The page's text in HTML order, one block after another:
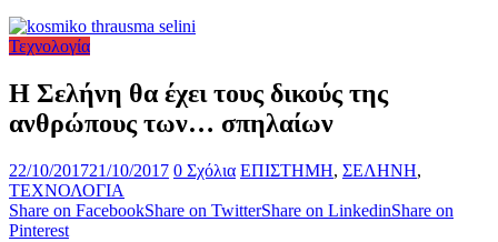
Τεχνολογία
Η Σελήνη θα έχει τους δικούς της
ανθρώπους των… σπηλαίων
22/10/201721/10/2017 0 Σχόλια ΕΠΙΣΤΗΜΗ, ΣΕΛΗΝΗ,
ΤΕΧΝΟΛΟΓΙΑ
Share on FacebookShare on TwitterShare on LinkedinShare on
Pinterest